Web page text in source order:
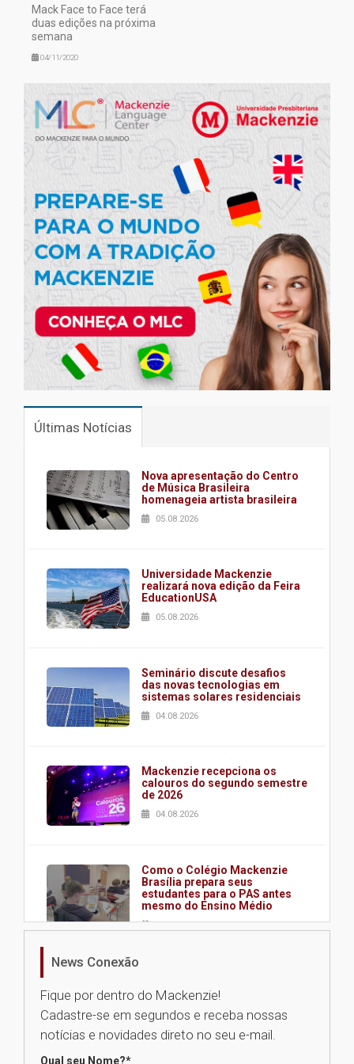
Mack Face to Face terá
duas edições na próxima
semana
04/11/2020
Últimas Notícias
Nova apresentação do Centro
de Música Brasileira
homenageia artista brasileira
05.08.2026
Universidade Mackenzie
realizará nova edição da Feira
EducationUSA
05.08.2026
Seminário discute desafios
das novas tecnologias em
sistemas solares residenciais
04.08.2026
Mackenzie recepciona os
calouros do segundo semestre
de 2026
04.08.2026
Como o Colégio Mackenzie
Brasília prepara seus
estudantes para o PAS antes
mesmo do Ensino Médio
04.08.2026
na educação dos filhos além da
escola
04.08.2026
News Conexão
Fique por dentro do Mackenzie!
Cadastre-se em segundos e receba nossas
notícias e novidades direto no seu e-mail.
Qual seu Nome?*